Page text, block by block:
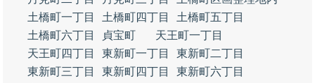
土橋町一丁目
土橋町四丁目
土橋町五丁目
土橋町六丁目
貞宝町
天王町一丁目
天王町四丁目
東新町一丁目
東新町二丁目
東新町三丁目
東新町四丁目
東新町六丁目